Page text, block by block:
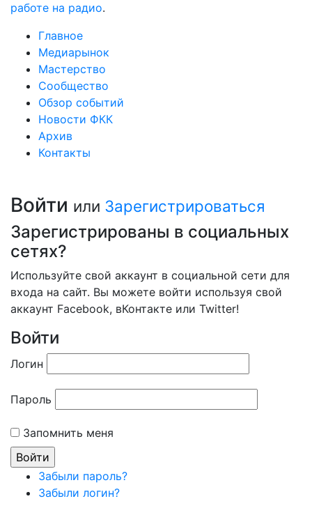
работе на радио.
Главное
Медиарынок
Мастерство
Сообщество
Обзор событий
Новости ФКК
Архив
Контакты
Войти или Зарегистрироваться
Зарегистрированы в социальных
сетях?
Используйте свой аккаунт в социальной сети для
входа на сайт. Вы можете войти используя свой
аккаунт Facebook, вКонтакте или Twitter!
Войти
Логин
Пароль
Запомнить меня
Забыли пароль?
Забыли логин?